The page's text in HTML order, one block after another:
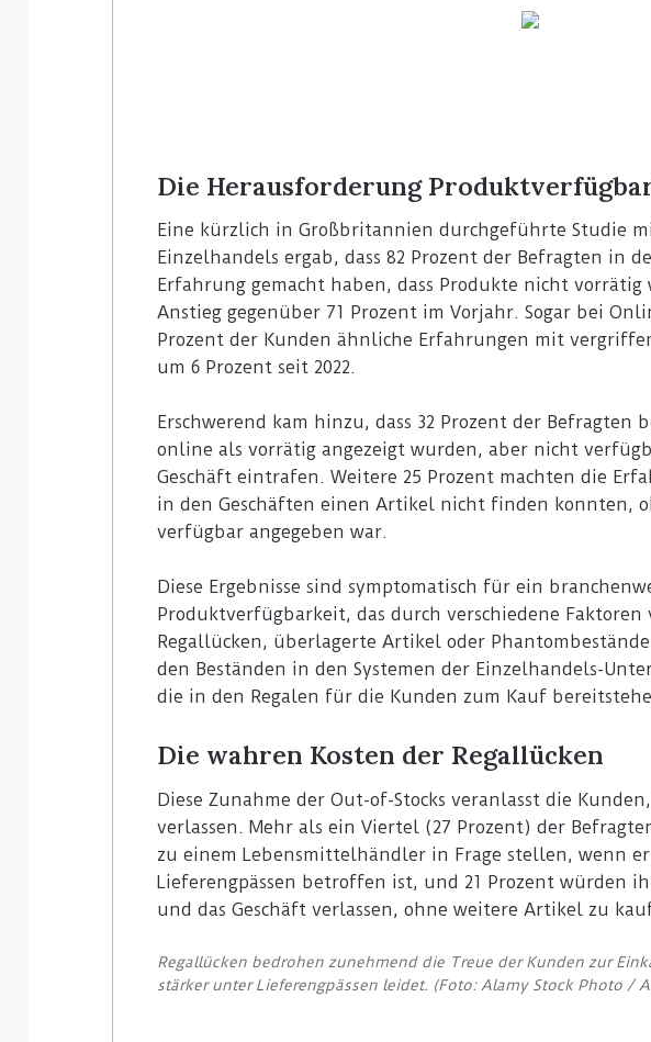
Die Herausforderung
Eine kürzlich in Großbritannien durchgeführte Studie
Einzelhandels ergab, dass 82 Prozent der Befragten in
Erfahrung gemacht haben, dass Produkte nicht
Anstieg gegenüber 71 Prozent im Vorjahr. Sogar bei
Prozent der Kunden ähnliche Erfahrungen mit
um 6 Prozent seit 2022.
Erschwerend kam hinzu, dass 32 Prozent der Befragten
online als vorrätig angezeigt wurden, aber nicht
Geschäft eintrafen. Weitere 25 Prozent machten die
in den Geschäften einen Artikel nicht finden konnten,
verfügbar angegeben war.
Diese Ergebnisse sind symptomatisch für ein
Produktverfügbarkeit, das durch verschiedene
Regallücken, überlagerte Artikel oder
den Beständen in den Systemen der Einzelhandels-
die in den Regalen für die Kunden zum Kauf
Die wahren Kosten der Regallücken
Diese Zunahme der Out-of-Stocks veranlasst die
verlassen. Mehr als ein Viertel (27 Prozent) der
zu einem Lebensmittelhändler in Frage stellen, wenn
Lieferengpässen betroffen ist, und 21 Prozent würden
und das Geschäft verlassen, ohne weitere Artikel zu
Regallücken bedrohen zunehmend die Treue der Kunden zur
stärker unter Lieferengpässen leidet. (Foto: Alamy Stock Photo /